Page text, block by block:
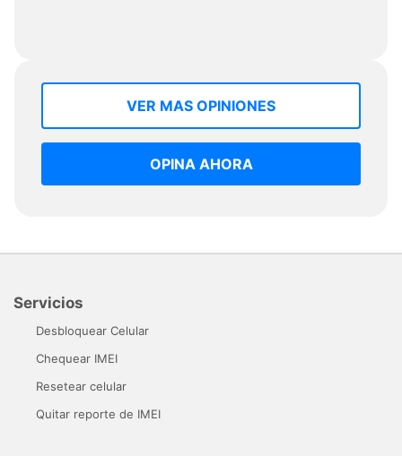
VER MAS OPINIONES
OPINA AHORA
Servicios
Desbloquear Celular
Chequear IMEI
Resetear celular
Quitar reporte de IMEI